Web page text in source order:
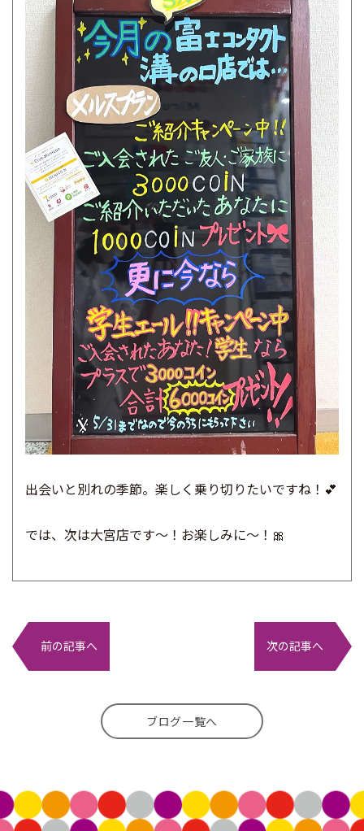
出会いと別れの季節。 楽しく乗り切りたいですね！💕
では、次は大宮店です～！ お楽しみに～！🎀
前の記事へ
ブログ一覧へ
次の記事へ